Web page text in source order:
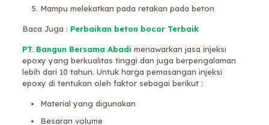
Mampu melekatkan pada retakan pada beton
Baca Juga : Perbaikan beton bocor Terbaik
PT. Bangun Bersama Abadi menawarkan jasa injeksi
epoxy yang berkualitas tinggi dan juga berpengalaman
lebih dari 10 tahun. Untuk harga pemasangan injeksi
epoxy di tentukan oleh faktor sebagai berikut :
Material yang digunakan
Besaran volume